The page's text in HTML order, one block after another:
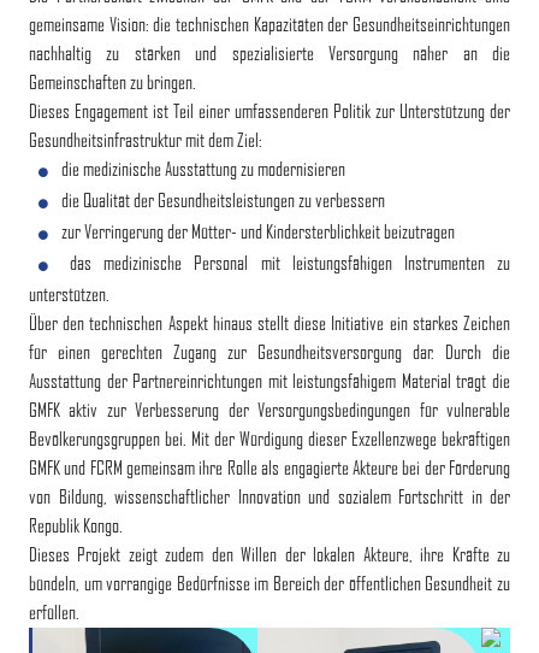
gemeinsame Vision: die technischen Kapazitäten der Gesundheitseinrichtungen
nachhaltig zu stärken und spezialisierte Versorgung näher an die
Gemeinschaften zu bringen.
Dieses Engagement ist Teil einer umfassenderen Politik zur Unterstützung der
Gesundheitsinfrastruktur mit dem Ziel:
die medizinische Ausstattung zu modernisieren
die Qualität der Gesundheitsleistungen zu verbessern
zur Verringerung der Mütter- und Kindersterblichkeit beizutragen
das medizinische Personal mit leistungsfähigen Instrumenten zu
unterstützen.
Über den technischen Aspekt hinaus stellt diese Initiative ein starkes Zeichen
für einen gerechten Zugang zur Gesundheitsversorgung dar. Durch die
Ausstattung der Partnereinrichtungen mit leistungsfähigem Material trägt die
GMFK aktiv zur Verbesserung der Versorgungsbedingungen für vulnerable
Bevölkerungsgruppen bei. Mit der Würdigung dieser Exzellenzwege bekräftigen
GMFK und FCRM gemeinsam ihre Rolle als engagierte Akteure bei der Förderung
von Bildung, wissenschaftlicher Innovation und sozialem Fortschritt in der
Republik Kongo.
Dieses Projekt zeigt zudem den Willen der lokalen Akteure, ihre Kräfte zu
bündeln, um vorrangige Bedürfnisse im Bereich der öffentlichen Gesundheit zu
erfüllen.